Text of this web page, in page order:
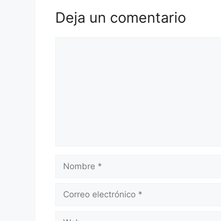
Deja un comentario
Nombre
Correo
Web